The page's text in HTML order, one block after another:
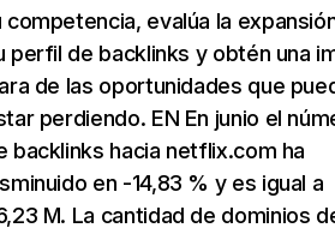
competencia, evalúa la
perfil de backlinks y obtén una
de las oportunidades que
perdiendo. EN En junio el
backlinks hacia netflix.com ha
en -14,83 % y es igual a
M. La cantidad de dominios